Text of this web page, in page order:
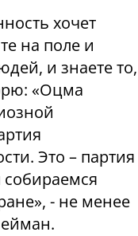
хочет
на поле и
и знаете то,
«Оцма
Это – партия
- не менее